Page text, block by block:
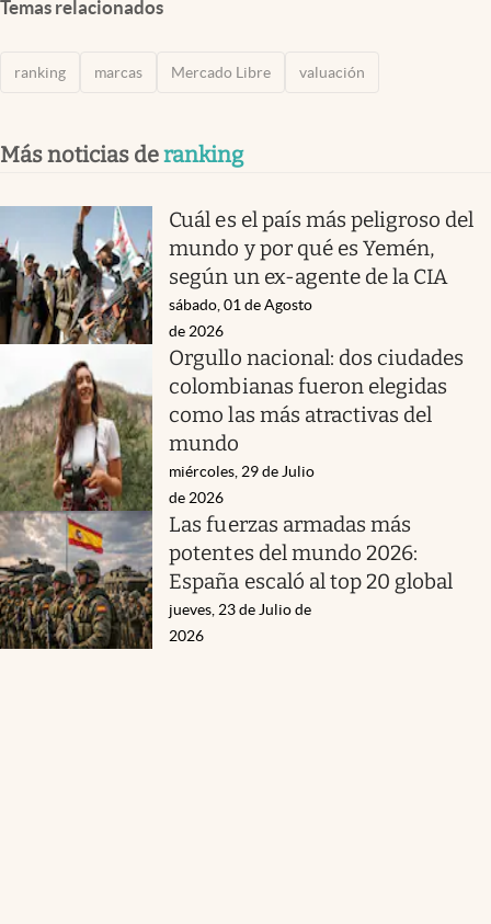
Temas relacionados
ranking marcas Mercado Libre valuación
Más noticias deranking
Cuál es el país más peligroso del
mundo y por qué es Yemén,
según un ex-agente de la CIA
sábado, 01 de Agosto
de 2026
Orgullo nacional: dos ciudades
colombianas fueron elegidas
como las más atractivas del
mundo
miércoles, 29 de Julio
de 2026
Las fuerzas armadas más
potentes del mundo 2026:
España escaló al top 20 global
jueves, 23 de Julio de
2026